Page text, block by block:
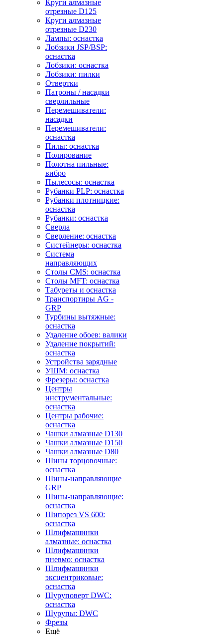
Круги алмазные
отрезные D125
Круги алмазные
отрезные D230
Лампы: оснастка
Лобзики JSP/BSP:
оснастка
Лобзики: оснастка
Лобзики: пилки
Отвертки
Патроны / насадки
сверлильные
Перемешиватели:
насадки
Перемешиватели:
оснастка
Пилы: оснастка
Полирование
Полотна пильные:
вибро
Пылесосы: оснастка
Рубанки PLP: оснастка
Рубанки плотницкие:
оснастка
Рубанки: оснастка
Сверла
Сверление: оснастка
Систейнеры: оснастка
Система
направляющих
Столы CMS: оснастка
Столы MFT: оснастка
Табуреты и оснастка
Транспортиры AG -
GRP
Турбины вытяжные:
оснастка
Удаление обоев: валики
Удаление покрытий:
оснастка
Устройства зарядные
УШМ: оснастка
Фрезеры: оснастка
Центры
инструментальные:
оснастка
Центры рабочие:
оснастка
Чашки алмазные D130
Чашки алмазные D150
Чашки алмазные D80
Шины торцовочные:
оснастка
Шины-направляющие
GRP
Шины-направляющие:
оснастка
Шипорез VS 600:
оснастка
Шлифмашинки
алмазные: оснастка
Шлифмашинки
пневмо: оснастка
Шлифмашинки
эксцентриковые:
оснастка
Шуруповерт DWC:
оснастка
Шурупы: DWC
Фрезы
Ещё